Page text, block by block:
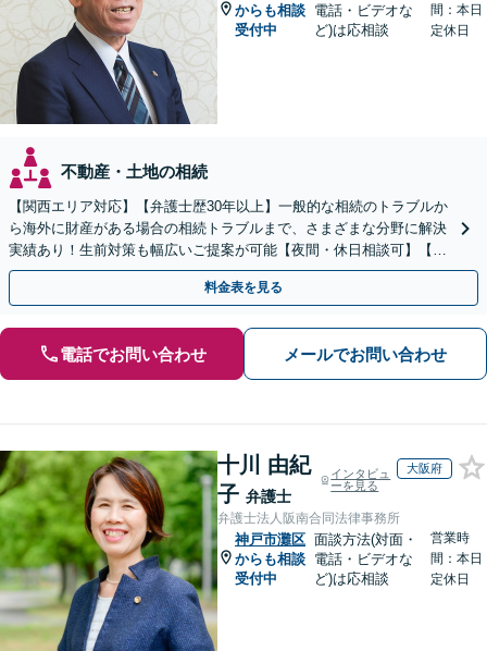
からも相談
受付中
電話・ビデオな
ど)は応相談
間：本日
定休日
不動産・土地の相続
【関西エリア対応】【弁護士歴30年以上】一般的な相続のトラブルか
ら海外に財産がある場合の相続トラブルまで、さまざまな分野に解決
実績あり！生前対策も幅広いご提案が可能【夜間・休日相談可】【完
全個室】
料金表を見る
電話でお問い合わせ メールでお問い合わせ
十川 由紀
子 弁護士
インタビュ
ーを見る
大阪府
弁護士法人阪南合同法律事務所
神戸市灘区
からも相談
受付中
面談方法(対面・
電話・ビデオな
ど)は応相談
営業時
間：本日
定休日